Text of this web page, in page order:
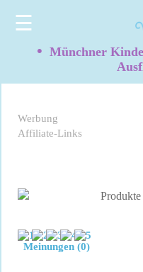
☰
• Münchner
Werbung
Affiliate-Links
Meinungen (0)